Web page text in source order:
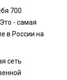
700
- самая
в России на
сеть